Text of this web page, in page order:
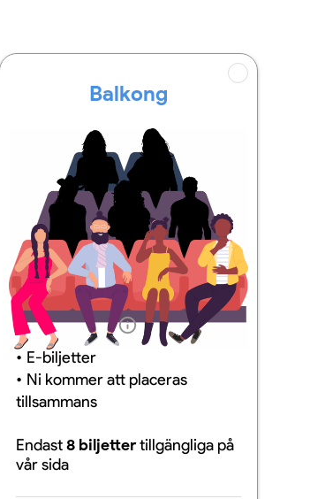
Balkong
Information
E-biljetter
Ni kommer att placeras
tillsammans
Endast8 biljetter tillgängliga på
vår sida